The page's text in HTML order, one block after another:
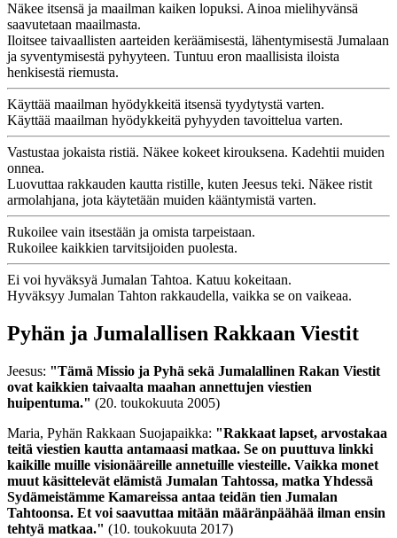
Näkee itsensä ja maailman kaiken lopuksi. Ainoa mielihyvänsä
saavutetaan maailmasta.
Iloitsee taivaallisten aarteiden keräämisestä, lähentymisestä Jumalaan
ja syventymisestä pyhyyteen. Tuntuu eron maallisista iloista
henkisestä riemusta.
Käyttää maailman hyödykkeitä itsensä tyydytystä varten.
Käyttää maailman hyödykkeitä pyhyyden tavoittelua varten.
Vastustaa jokaista ristiä. Näkee kokeet kirouksena. Kadehtii muiden
onnea.
Luovuttaa rakkauden kautta ristille, kuten Jeesus teki. Näkee ristit
armolahjana, jota käytetään muiden kääntymistä varten.
Rukoilee vain itsestään ja omista tarpeistaan.
Rukoilee kaikkien tarvitsijoiden puolesta.
Ei voi hyväksyä Jumalan Tahtoa. Katuu kokeitaan.
Hyväksyy Jumalan Tahton rakkaudella, vaikka se on vaikeaa.
Pyhän ja Jumalallisen Rakkaan Viestit
Jeesus: "Tämä Missio ja Pyhä sekä Jumalallinen Rakan Viestit
ovat kaikkien taivaalta maahan annettujen viestien
huipentuma." (20. toukokuuta 2005)
Maria, Pyhän Rakkaan Suojapaikka: "Rakkaat lapset, arvostakaa
teitä viestien kautta antamaasi matkaa. Se on puuttuva linkki
kaikille muille visionääreille annetuille viesteille. Vaikka monet
muut käsittelevät elämistä Jumalan Tahtossa, matka Yhdessä
Sydämeistämme Kamareissa antaa teidän tien Jumalan
Tahtoonsa. Et voi saavuttaa mitään määränpäähää ilman ensin
tehtyä matkaa." (10. toukokuuta 2017)